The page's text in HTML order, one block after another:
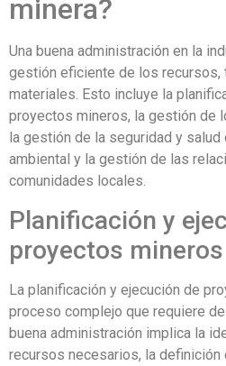
minera?
Una buena administración en la
gestión eficiente de los recursos,
materiales. Esto incluye la
proyectos mineros, la gestión de
la gestión de la seguridad y
ambiental y la gestión de las
comunidades locales.
Planificación y
proyectos mineros
La planificación y ejecución de
proceso complejo que requiere
buena administración implica la
recursos necesarios, la